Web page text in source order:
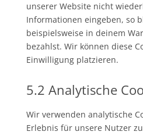
unserer Website nicht
Informationen eingeben, so
beispielsweise in deinem
bezahlst. Wir können diese
Einwilligung platzieren.
5.2 Analytische
Wir verwenden analytische
Erlebnis für unsere Nutzer